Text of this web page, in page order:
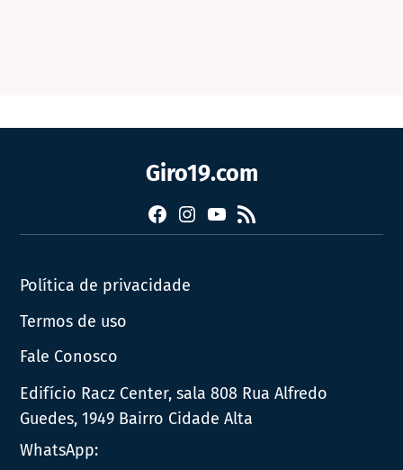
Giro19.com
Facebook
Instagram
YouTube
RSS
Política de privacidade
Termos de uso
Fale Conosco
Edifício Racz Center, sala 808 Rua Alfredo
Guedes, 1949 Bairro Cidade Alta
WhatsApp: